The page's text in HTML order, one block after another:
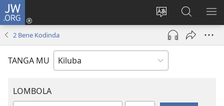
JW.ORG
Shinta
ludimi
lwa
diteba
Twela
(opens
window)
Kukimba
pa
JW.ORG
2 Bene Kodinda
TANGA MU
LOMBOLA